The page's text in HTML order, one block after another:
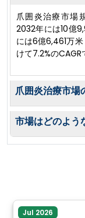
爪囲炎治療市場
2032年には10億
には6億6,461万
けて7.2%のCAGR
爪囲炎治療市場
市場はどのよう
Jul 2026